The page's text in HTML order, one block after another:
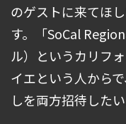
のゲストに来てほ
す。「SoCal
ル）というカリフ
イエという人から
しを両方招待した